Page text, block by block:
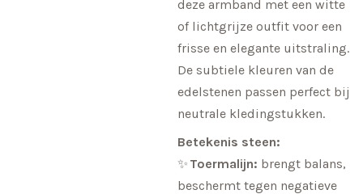
deze armband met een witte
of lichtgrijze outfit voor een
frisse en elegante uitstraling.
De subtiele kleuren van de
edelstenen passen perfect bij
neutrale kledingstukken.
Betekenis steen:
✨ Toermalijn: brengt balans,
beschermt tegen negatieve